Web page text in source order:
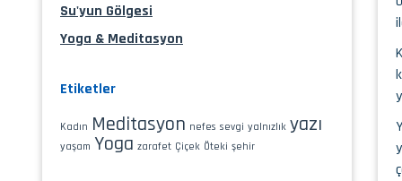
Su'yun Gölgesi
Yoga & Meditasyon
Etiketler
Kadın Meditasyon nefes sevgi yalnızlık yazı
yaşam Yoga zarafet Çiçek Öteki şehir